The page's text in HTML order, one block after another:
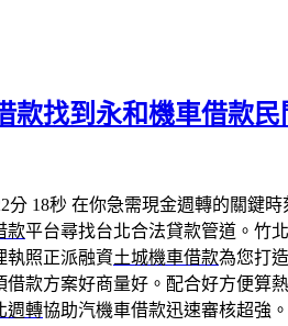
款找到永和機車借款
分 18秒 在你急需現金週轉的關鍵時
款平台尋找台北合法貸款管道。竹
執照正派融資土城機車借款為您打
借款方案好商量好。配合好方便算
週轉協助汽機車借款迅速審核超強